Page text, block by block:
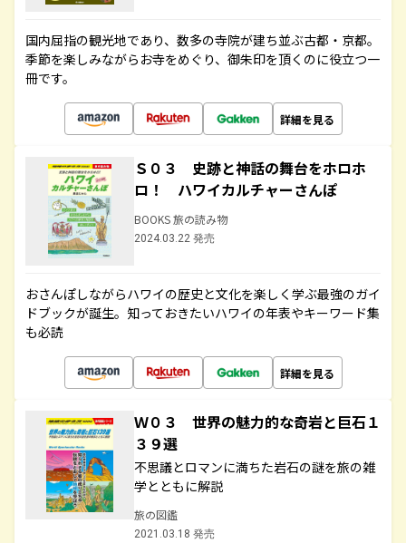
国内屈指の観光地であり、数多の寺院が建ち並ぶ古都・京都。
季節を楽しみながらお寺をめぐり、御朱印を頂くのに役立つ一
冊です。
詳細を見る
Ｓ０３ 史跡と神話の舞台をホロホ
ロ！ ハワイカルチャーさんぽ
BOOKS 旅の読み物
2024.03.22 発売
おさんぽしながらハワイの歴史と文化を楽しく学ぶ最強のガイ
ドブックが誕生。知っておきたいハワイの年表やキーワード集
も必読
詳細を見る
Ｗ０３ 世界の魅力的な奇岩と巨石１
３９選
不思議とロマンに満ちた岩石の謎を旅の雑
学とともに解説
旅の図鑑
2021.03.18 発売